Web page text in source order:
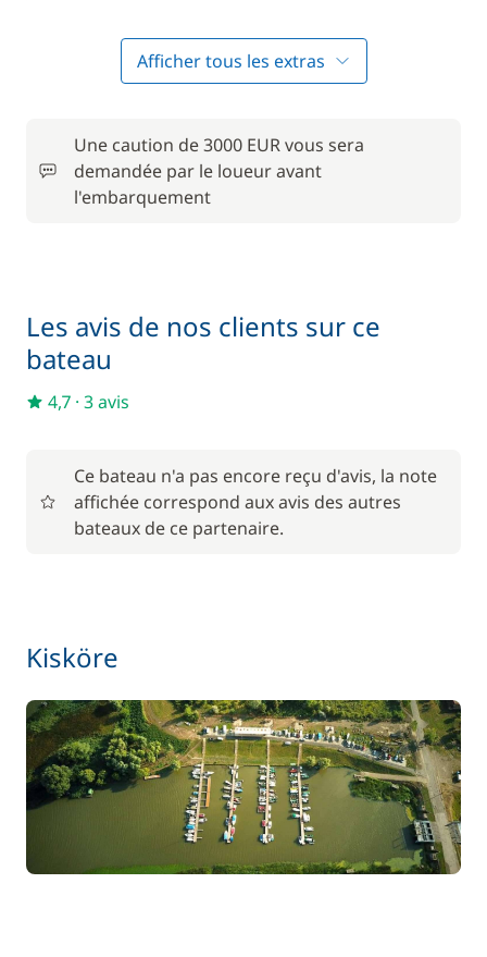
Animaux de compagnie
Forfait Nettoyage Retour
Matelas de pont
Pack Confort
Parking Voitures 6,00 €
Afficher tous les extras
Une caution de 3000 EUR vous sera
demandée par le loueur avant
l'embarquement
Les avis de nos clients sur ce
bateau
4,7 · 3 avis
Ce bateau n'a pas encore reçu d'avis, la note
affichée correspond aux avis des autres
bateaux de ce partenaire.
Kisköre